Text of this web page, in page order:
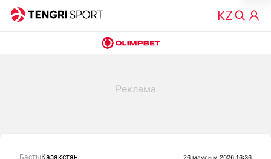
БастыҚазақстан 26 маусым 2026 16:36